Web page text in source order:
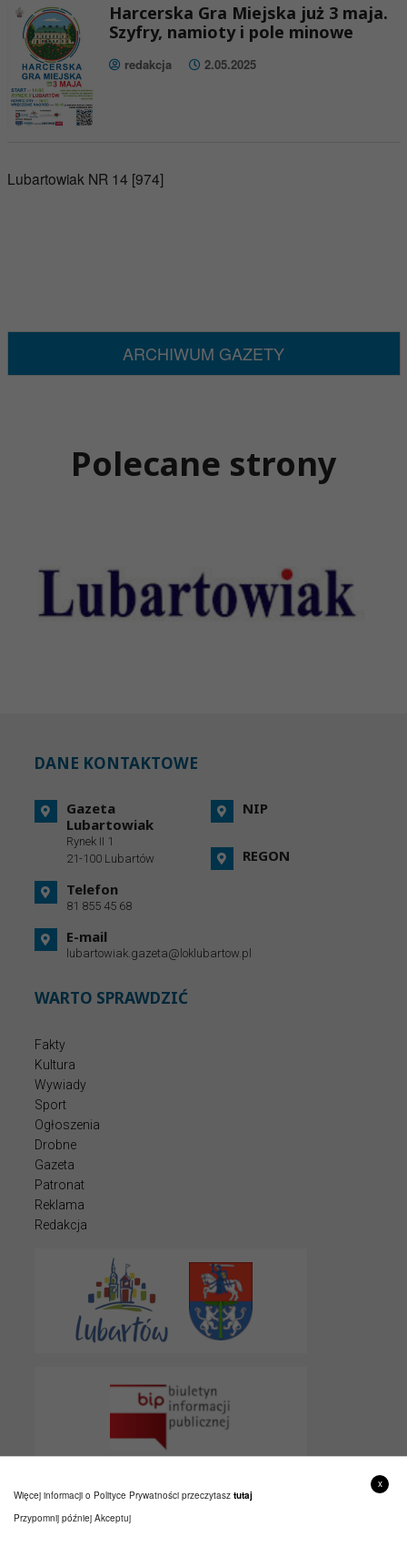
Harcerska Gra Miejska już 3 maja.
Szyfry, namioty i pole minowe
redakcja 2.05.2025
Lubartowiak NR 14 [974]
ARCHIWUM GAZETY
Polecane strony
DANE KONTAKTOWE
Gazeta
Lubartowiak
Rynek II 1
21-100 Lubartów
Telefon
81 855 45 68
E-mail
lubartowiak.gazeta@loklubartow.pl
NIP
REGON
WARTO SPRAWDZIĆ
Fakty
Kultura
Wywiady
Sport
Ogłoszenia
Drobne
Gazeta
Patronat
Reklama
Redakcja
x
Więcej informacji o Polityce Prywatności przeczytasz tutaj
Przypomnij później Akceptuj